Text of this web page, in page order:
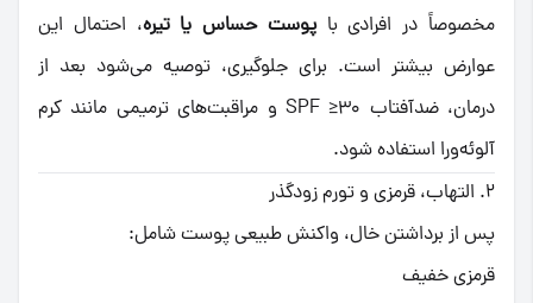
مخصوصاً در افرادی باپوست حساس یا تیره، احتمال این
عوارض بیشتر است. برای جلوگیری، توصیه می‌شود بعد از
درمان، ضدآفتاب SPF ≥۳۰ و مراقبت‌های ترمیمی مانند کرم
آلوئه‌ورا استفاده شود.
۲. التهاب، قرمزی و تورم زودگذر
پس از برداشتن خال، واکنش طبیعی پوست شامل:
قرمزی خفیف